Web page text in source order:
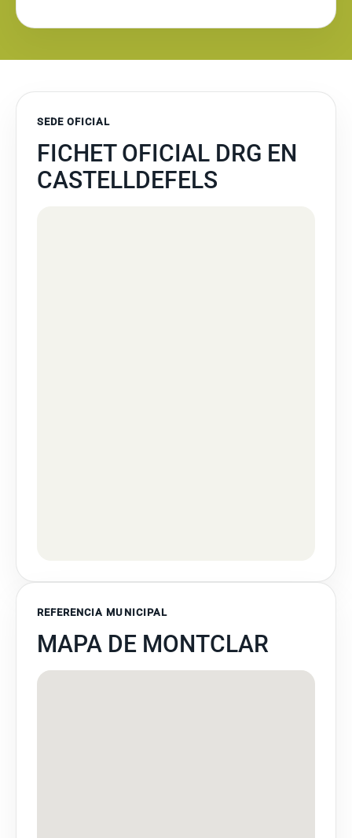
SEDE OFICIAL
FICHET OFICIAL DRG EN
CASTELLDEFELS
REFERENCIA MUNICIPAL
MAPA DE MONTCLAR